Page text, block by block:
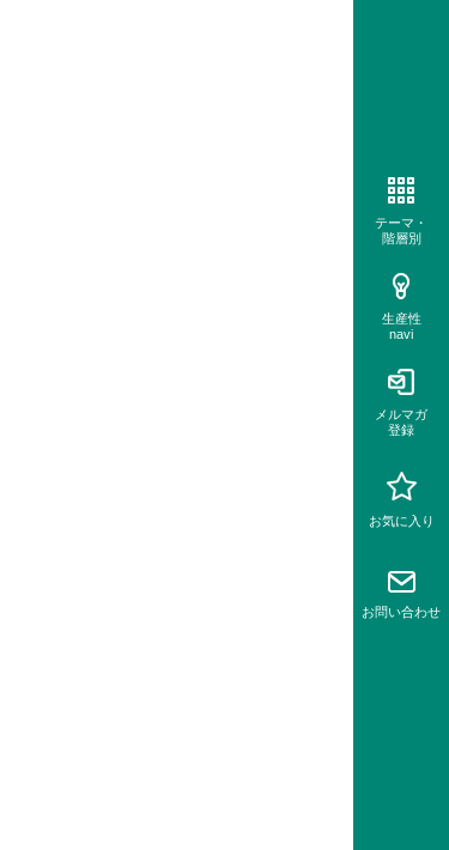
テーマ・
階層別
生産性
navi
メルマガ
登録
お気に入り
お問い合わせ